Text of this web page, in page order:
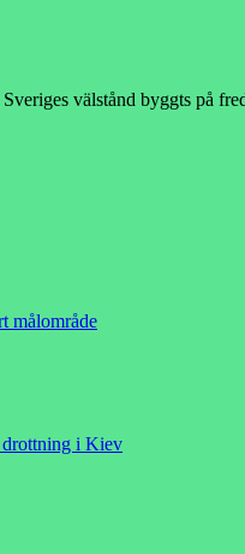
välstånd byggts på
målområde
drottning i Kiev